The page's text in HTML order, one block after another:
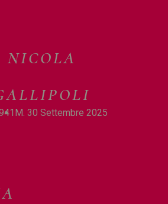
M. 30 Settembre 2025